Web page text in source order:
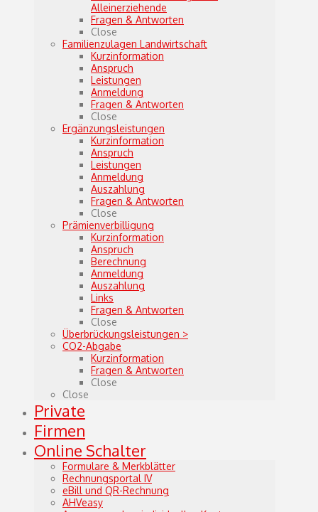
Alleinerziehende
Fragen & Antworten
Close
Familienzulagen Landwirtschaft
Kurzinformation
Anspruch
Leistungen
Anmeldung
Fragen & Antworten
Close
Ergänzungsleistungen
Kurzinformation
Anspruch
Leistungen
Anmeldung
Auszahlung
Fragen & Antworten
Close
Prämienverbilligung
Kurzinformation
Anspruch
Berechnung
Anmeldung
Auszahlung
Links
Fragen & Antworten
Close
Überbrückungsleistungen >
CO2-Abgabe
Kurzinformation
Fragen & Antworten
Close
Close
Private
Firmen
Online Schalter
Formulare & Merkblätter
Rechnungsportal IV
eBill und QR-Rechnung
AHVeasy